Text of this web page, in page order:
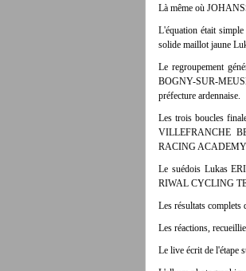
Là même où
L'équation était
solide maillot jaune
Le regroupement
BOGNY-SUR-
préfecture ardennaise.
Les trois boucles
VILLEFRANCHE
RACING ACADEMY)
Le suédois Lukas
RIWAL CYCLING
Les résultats complets
Les réactions,
Le live écrit de l'étape